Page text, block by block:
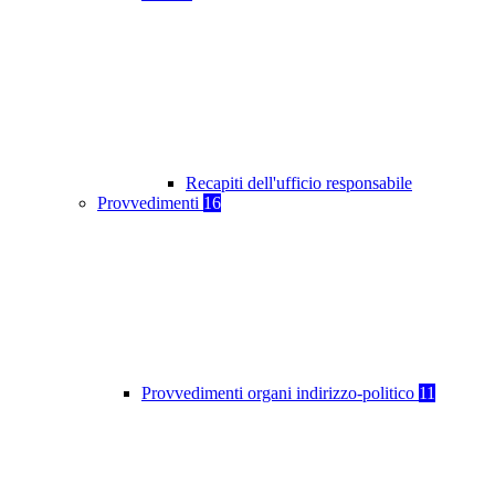
Recapiti dell'ufficio responsabile
Provvedimenti 16
Provvedimenti organi indirizzo-politico 11